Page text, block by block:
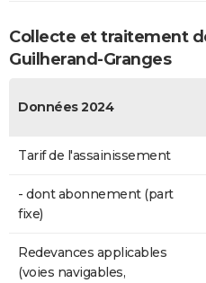
Collecte et traitement
Guilherand-Granges
Données 2024
Tarif de l'assainissement
- dont abonnement (part
fixe)
Redevances applicables
(voies navigables,